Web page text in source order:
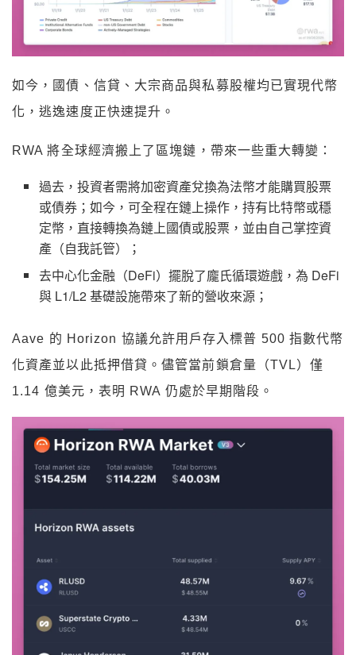
如今，國債、信貸、大宗商品與私募股權均已實現代幣
化，逃逸速度正快速提升。
RWA 將全球經濟搬上了區塊鏈，帶來一些重大轉變：
過去，投資者需將加密資產兌換為法幣才能購買股票
或債券；如今，可全程在鏈上操作，持有比特幣或穩
定幣，直接轉換為鏈上國債或股票，並由自己掌控資
產（自我託管）；
去中心化金融（DeFi）擺脫了龐氏循環遊戲，為 DeFi
與 L1/L2 基礎設施帶來了新的營收來源；
Aave 的 Horizon 協議允許用戶存入標普 500 指數代幣
化資產並以此抵押借貸。儘管當前鎖倉量（TVL）僅
1.14 億美元，表明 RWA 仍處於早期階段。